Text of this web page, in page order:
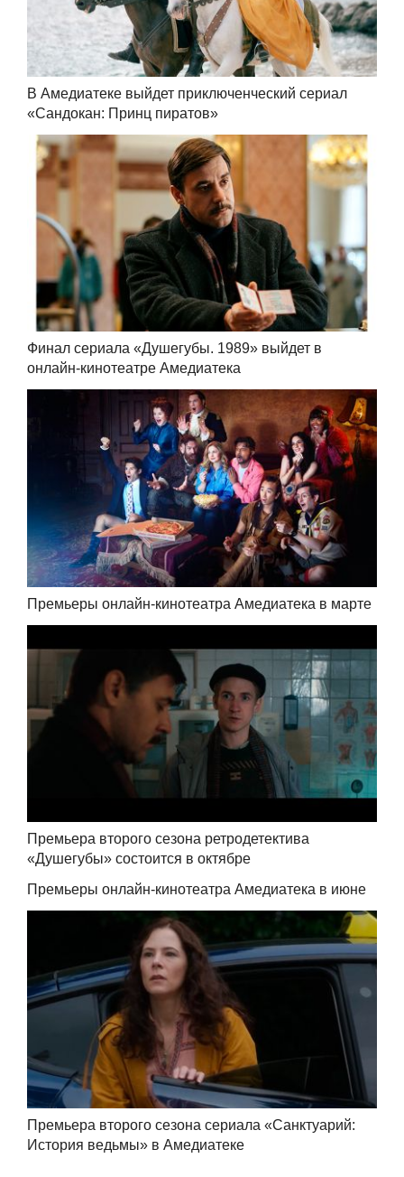
В Амедиатеке выйдет приключенческий сериал
«Сандокан: Принц пиратов»
Финал сериала «Душегубы. 1989» выйдет в
онлайн-кинотеатре Амедиатека
Премьеры онлайн-кинотеатра Амедиатека в марте
Премьера второго сезона ретродетектива
«Душегубы» состоится в октябре
Премьеры онлайн-кинотеатра Амедиатека в июне
Премьера второго сезона сериала «Санктуарий:
История ведьмы» в Амедиатеке